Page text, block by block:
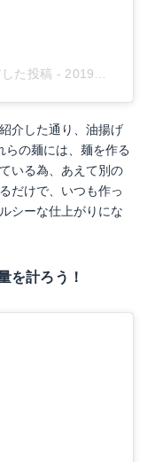
た投稿 - 2019年 3月月11日午後11時24分PDT
介した通り、油揚げ
の麺には、麺を作る
いる為、あえて別の
だけで、いつも作っ
シーな仕上がりにな
を計ろう！